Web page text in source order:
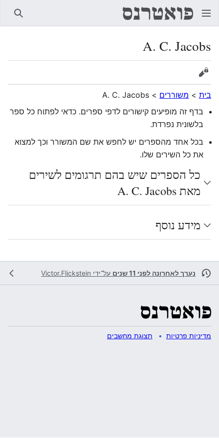
A. C. Jacobs
הצגת מקור
בית > משוררים >
A. C. Jacobs
בדף זה מופיעים קישורים לדפי ספרים. כדאי לפתוח כל ספר
בלשונית נפרדת.
בכל אחד מהספרים יש לחפש את שם המשורר וכך למצוא
את כל השירים שלו.
כל הספרים שיש בהם תרגומים לשירים
מאת A. C. Jacobs
מידע נוסף
נערך לאחרונה לפני 11 שנים על־ידי Victor.Flickstein
מדיניות פרטיות תצוגת מחשבים